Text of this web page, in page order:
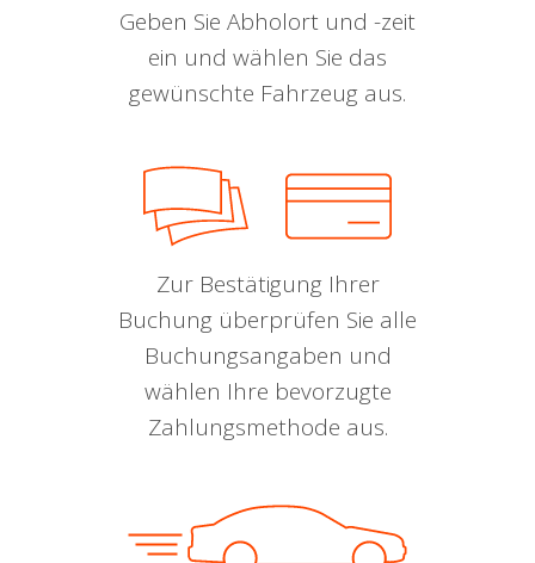
Geben Sie Abholort und -zeit
ein und wählen Sie das
gewünschte Fahrzeug aus.
Zur Bestätigung Ihrer
Buchung überprüfen Sie alle
Buchungsangaben und
wählen Ihre bevorzugte
Zahlungsmethode aus.